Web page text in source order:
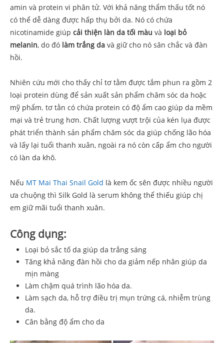
amin và protein vi phân tử. Với khả năng thẩm thấu tốt nó
có thể dễ dàng được hấp thụ bởi da. Nó có chứa
nicotinamide giúp cải thiện làn da tối màu và loại bỏ
melanin, do đó làm trắng da và giữ cho nó săn chắc và đàn
hồi.
Nhiên cứu mới cho thấy chỉ tơ tằm được tắm phun ra gồm 2
loại protein dùng để sản xuất sản phẩm chăm sóc da hoặc
mỹ phẩm. tơ tằn có chứa protein có độ ẩm cao giúp da mềm
mại và trẻ trung hơn. Chất lượng vượt trội của kén lụa được
phát triển thành sản phẩm chăm sóc da giúp chống lão hóa
và lấy lại tuổi thanh xuân, ngoài ra nó còn cấp ẩm cho người
có làn da khô.
Nếu MT Mai Thai Snail Gold là kem ốc sên được nhiều người
ưa chuộng thì Silk Gold là serum không thể thiếu giúp chị
em giữ mãi tuổi thanh xuân.
Công dụng:
Loại bỏ sắc tố da giúp da trắng sáng
Tăng khả năng đàn hồi cho da giảm nếp nhân giúp da
mịn màng
Làm chậm quá trình lão hóa da.
Làm sạch da, hỗ trợ điều trị mụn trứng cá, nhiễm trùng
da.
Cân bằng độ ẩm cho da